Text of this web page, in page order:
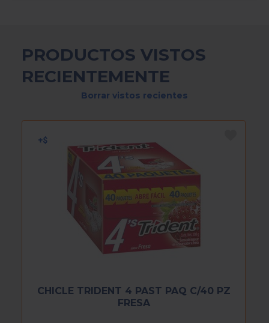
PRODUCTOS VISTOS
RECIENTEMENTE
Borrar vistos recientes
CHICLE TRIDENT 4 PAST PAQ C/40 PZ
FRESA